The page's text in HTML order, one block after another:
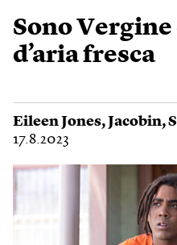
Sono
d’aria fresca
Eileen Jones,Jacobin,
17.8.2023